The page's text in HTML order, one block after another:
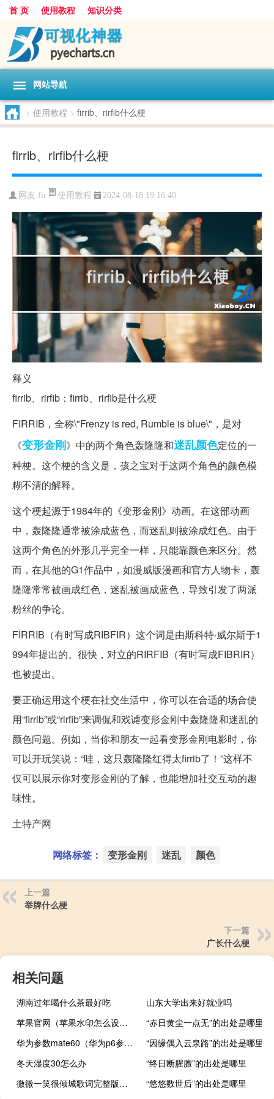
首 页 使用教程 知识分类
网站导航
> 使用教程 > firrib、rirfib什么梗
firrib、rirfib什么梗
网友:fir 使用教程 2024-08-18 19:16:40
释义
firrib、rirfib：firrib、rirfib是什么梗
FIRRIB，全称\"Frenzy is red, Rumble is blue\"，是对
《变形金刚》中的两个角色轰隆隆和迷乱颜色定位的一
种梗。这个梗的含义是，孩之宝对于这两个角色的颜色模
糊不清的解释。
这个梗起源于1984年的《变形金刚》动画。在这部动画
中，轰隆隆通常被涂成蓝色，而迷乱则被涂成红色。由于
这两个角色的外形几乎完全一样，只能靠颜色来区分。然
而，在其他的G1作品中，如漫威版漫画和官方人物卡，轰
隆隆常常被画成红色，迷乱被画成蓝色，导致引发了两派
粉丝的争论。
FIRRIB（有时写成RIBFIR）这个词是由斯科特·威尔斯于1
994年提出的。很快，对立的RIRFIB（有时写成FIBRIR）
也被提出。
要正确运用这个梗在社交生活中，你可以在合适的场合使
用“firrib”或“rirfib”来调侃和戏谑变形金刚中轰隆隆和迷乱的
颜色问题。例如，当你和朋友一起看变形金刚电影时，你
可以开玩笑说：“哇，这只轰隆隆红得太firrib了！”这样不
仅可以展示你对变形金刚的了解，也能增加社交互动的趣
味性。
土特产网
网络标签： 变形金刚 迷乱 颜色
上一篇
举牌什么梗
下一篇
广长什么梗
相关问题
湖南过年喝什么茶最好吃
山东大学出来好就业吗
苹果官网（苹果水印怎么设置）
“赤日黄尘一点无”的出处是哪里
华为参数mate60（华为p6参数）
“因缘偶入云泉路”的出处是哪里
冬天湿度30怎么办
“终日断腥膻”的出处是哪里
微微一笑很倾城歌词完整版（微微一笑很倾城歌词）
“悠悠数世后”的出处是哪里